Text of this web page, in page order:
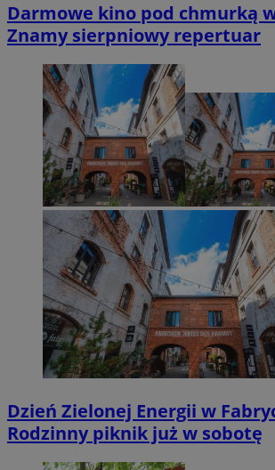
Darmowe kino pod chmurką
Znamy sierpniowy repertuar
Dzień Zielonej Energii w
Rodzinny piknik już w sobotę